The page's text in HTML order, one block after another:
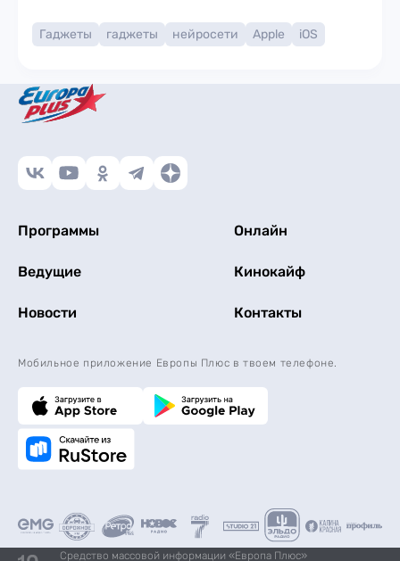
Гаджеты гаджеты нейросети Apple iOS
Программы Онлайн
Ведущие Кинокайф
Новости Контакты
Мобильное приложение Европы Плюс в твоем телефоне.
Средство массовой информации «Европа Плюс»